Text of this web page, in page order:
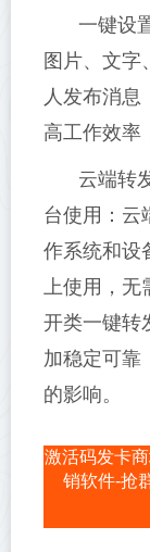
一键设
图片、文字
人发布消息
高工作效率
云端转
台使用：云
作系统和设
上使用，无
开类一键转
加稳定可靠
的影响。
激活码发卡
销软件-抢